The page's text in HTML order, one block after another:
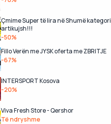
Çmime Super të lira në Shumë kategori
artikujsh!!!
-50%
Fillo Verën me JYSK oferta me ZBRITJE
-67%
INTERSPORT Kosova
-20%
Viva Fresh Store - Qershor
Të ndryshme